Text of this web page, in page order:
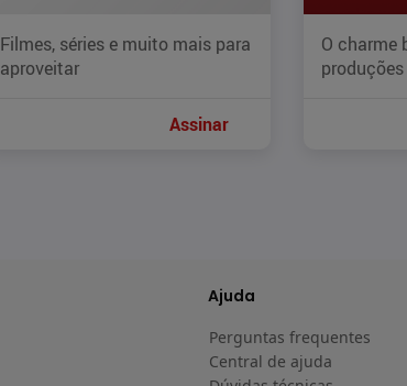
Filmes, séries e muito mais para
aproveitar
Assinar
O charme
Ajuda
Perguntas frequentes
Central de ajuda